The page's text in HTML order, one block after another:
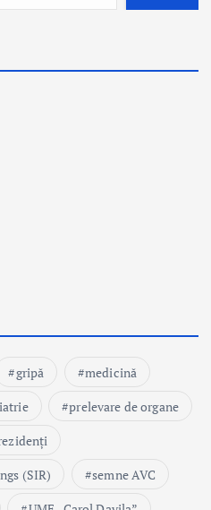
gripă
medicină
prelevare de organe
(SIR)
semne AVC